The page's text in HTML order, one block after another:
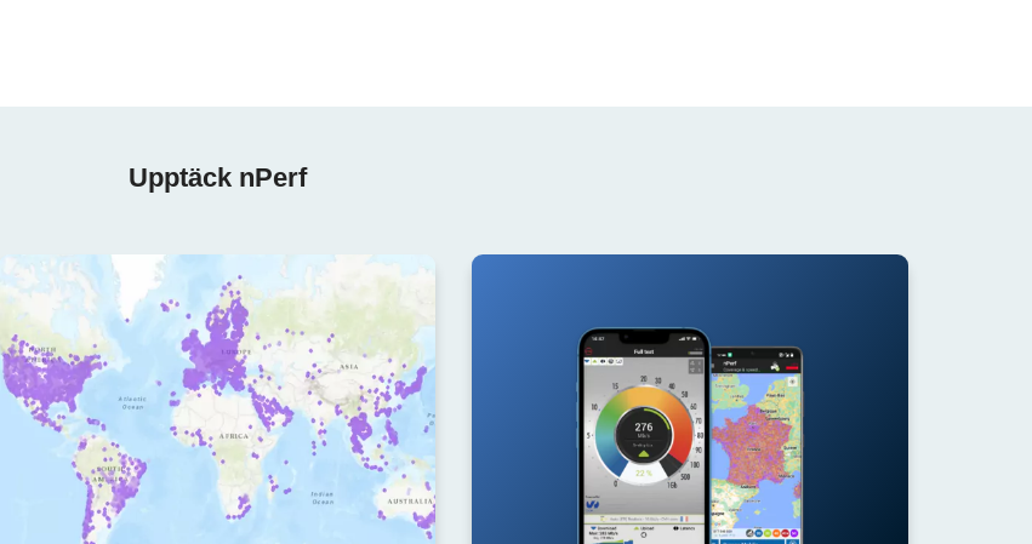
Upptäck nPerf